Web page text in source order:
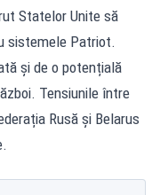
Statelor Unite să
sistemele Patriot.
și de o potențială
Tensiunile între
Rusă și Belarus